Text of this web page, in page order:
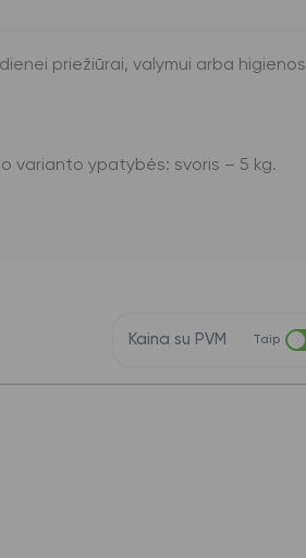
priežiūrai, valymui arba higienos
varianto ypatybės: svoris – 5 kg.
Kaina su PVM Taip